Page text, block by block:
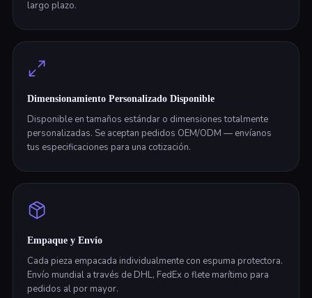
largo plazo.
Dimensionamiento Personalizado Disponible
Disponible en tamaños estándar o dimensiones totalmente
personalizadas. Se aceptan pedidos OEM/ODM — envíanos
tus especificaciones para una cotización.
Empaque y Envío
Cada pieza empacada individualmente con espuma protectora.
Envío mundial a través de DHL, FedEx o flete marítimo para
pedidos al por mayor.